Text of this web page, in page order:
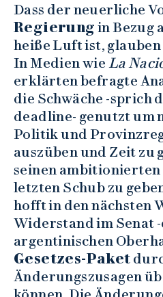
Dass der neuerliche
Regierung in Bezug
heiße Luft ist,
In Medien wie La
erklärten befragte
die Schwäche -sprich
deadline- genutzt um
Politik und
auszüben und Zeit zu
seinen
letzten Schub zu
hofft in den nächsten
Widerstand im Senat
argentinischen
Gesetzes-Paket
Änderungszusagen